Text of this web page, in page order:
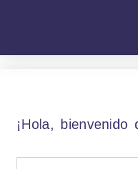
¡Hola, bienvenido